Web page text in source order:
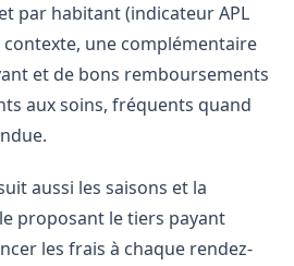
par habitant (indicateur APL
contexte, une complémentaire
et de bons remboursements
aux soins, fréquents quand
aussi les saisons et la
proposant le tiers payant
les frais à chaque rendez-